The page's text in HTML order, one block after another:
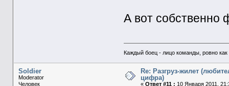
А вот собственно
Каждый боец - лицо команды, ровно
Soldier
Moderator
Человек
Re: Разгруз-жилет
цифра)
« Ответ #11 : 10 Января 2011,